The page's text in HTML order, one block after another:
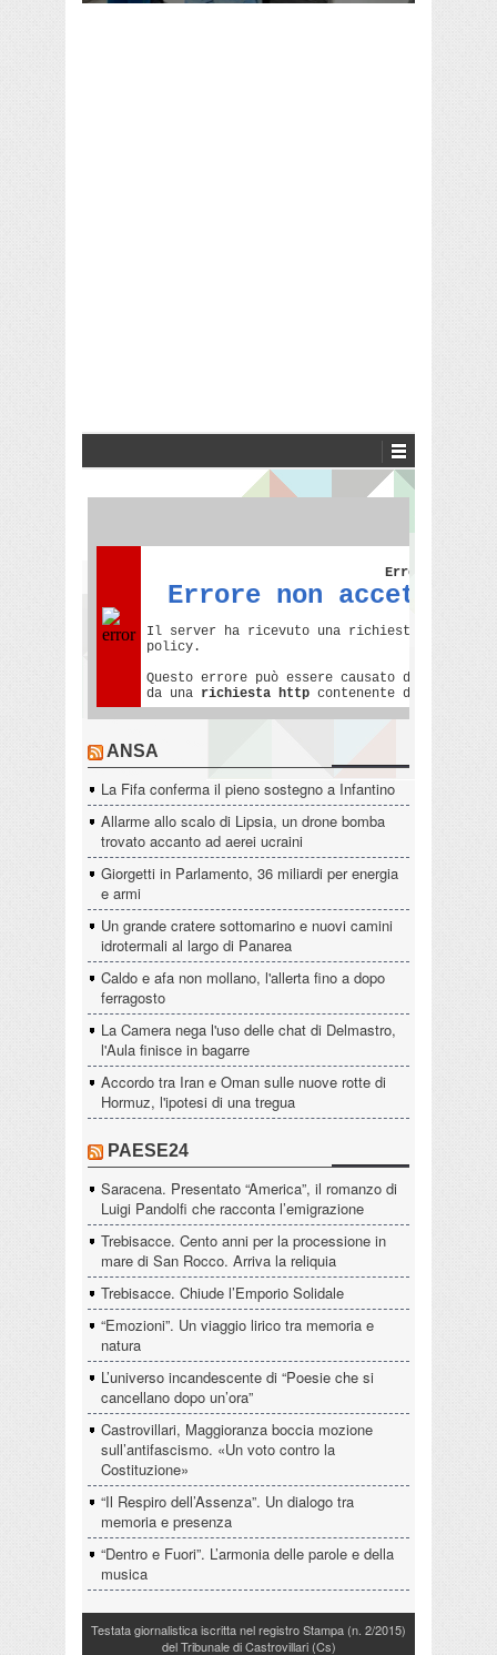
ANSA
La Fifa conferma il pieno sostegno a Infantino
Allarme allo scalo di Lipsia, un drone bomba
trovato accanto ad aerei ucraini
Giorgetti in Parlamento, 36 miliardi per energia
e armi
Un grande cratere sottomarino e nuovi camini
idrotermali al largo di Panarea
Caldo e afa non mollano, l'allerta fino a dopo
ferragosto
La Camera nega l'uso delle chat di Delmastro,
l'Aula finisce in bagarre
Accordo tra Iran e Oman sulle nuove rotte di
Hormuz, l'ipotesi di una tregua
PAESE24
Saracena. Presentato “America”, il romanzo di
Luigi Pandolfi che racconta l’emigrazione
Trebisacce. Cento anni per la processione in
mare di San Rocco. Arriva la reliquia
Trebisacce. Chiude l’Emporio Solidale
“Emozioni”. Un viaggio lirico tra memoria e
natura
L’universo incandescente di “Poesie che si
cancellano dopo un’ora”
Castrovillari, Maggioranza boccia mozione
sull’antifascismo. «Un voto contro la
Costituzione»
“Il Respiro dell’Assenza”. Un dialogo tra
memoria e presenza
“Dentro e Fuori”. L’armonia delle parole e della
musica
Testata giornalistica iscritta nel registro Stampa (n. 2/2015)
del Tribunale di Castrovillari (Cs)